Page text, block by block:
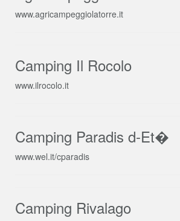
www.agricampeggiolatorre.it
Camping Il Rocolo
www.ilrocolo.it
Camping Paradis d-Et�
www.wel.it/cparadis
Camping Rivalago